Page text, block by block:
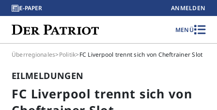
E-PAPER ANMELDEN
MENÜ
Überregionales>Politik>FC Liverpool trennt sich von Cheftrainer Slot
EILMELDUNGEN
FC Liverpool trennt sich von